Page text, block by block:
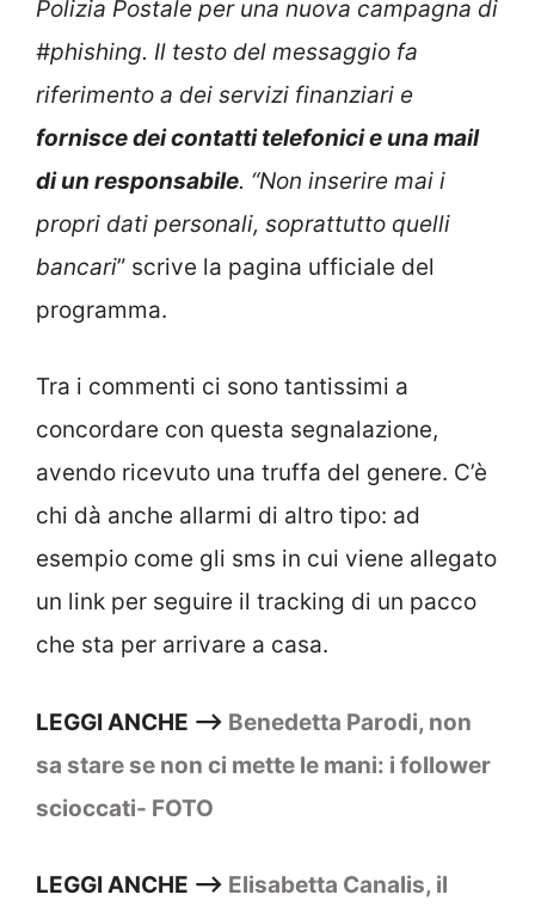
Polizia Postale per una nuova campagna di
#phishing. Il testo del messaggio fa
riferimento a dei servizi finanziari e
fornisce dei contatti telefonici e una mail
di un responsabile. “Non inserire mai i
propri dati personali, soprattutto quelli
bancari” scrive la pagina ufficiale del
programma.
Tra i commenti ci sono tantissimi a
concordare con questa segnalazione,
avendo ricevuto una truffa del genere. C’è
chi dà anche allarmi di altro tipo: ad
esempio come gli sms in cui viene allegato
un link per seguire il tracking di un pacco
che sta per arrivare a casa.
LEGGI ANCHE –> Benedetta Parodi, non
sa stare se non ci mette le mani: i follower
scioccati- FOTO
LEGGI ANCHE –> Elisabetta Canalis, il